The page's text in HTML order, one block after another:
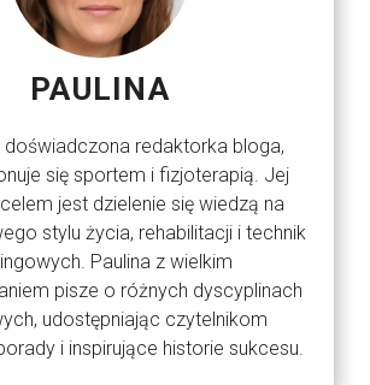
PAULINA
doświadczona redaktorka bloga,
się sportem i fizjoterapią. Jej
jest dzielenie się wiedzą na
stylu życia, rehabilitacji i technik
Paulina z wielkim
pisze o różnych dyscyplinach
udostępniając czytelnikom
i inspirujące historie sukcesu.